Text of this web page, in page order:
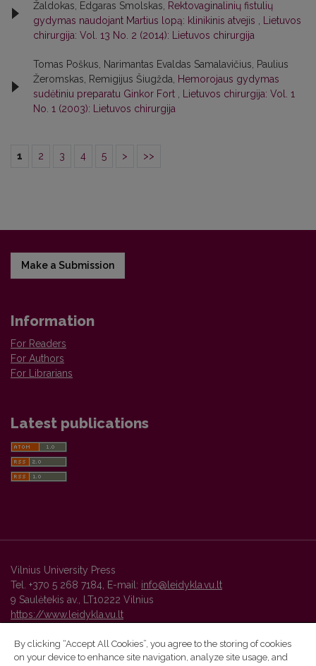
Žaldokas, Edgaras Smolskas,
Rektovaginalinių fistulių
gydymas naudojant Martius lopą: klinikinis atvejis
Lietuvos
chirurgija: Vol. 13 No. 2 (2014): Lietuvos chirurgija
Tomas Poškus, Narimantas Evaldas Samalavičius, Paulius
Žeromskas, Remigijus Šiugžda,
Hemorojaus gydymas
sudėtiniu preparatu Ginkor Fort
Lietuvos chirurgija: Vol. 1
No. 1 (2003): Lietuvos chirurgija
1 2 3 4 5 > >>
Make a Submission
Information
For Readers
For Authors
For Librarians
Latest publications
Vilnius University Press
Tel. +370 5 268 7184, E-mail: info@leidykla.vu.lt
9 Saulėtekis av., LT10222 Vilnius
https://www.leidykla.vu.lt
By clicking “Accept All Cookies”, you agree to the storing of cookies
on your device to enhance site navigation, analyze site usage, and